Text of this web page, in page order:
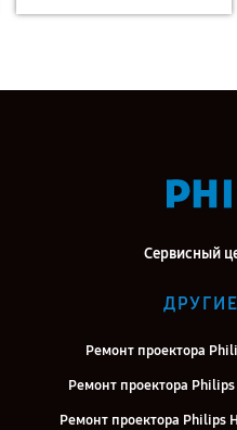
Сервисный
Ремонт проектора
Ремонт проектора
Ремонт проектора Philips